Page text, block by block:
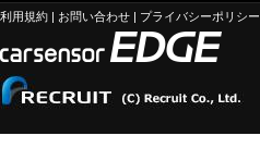
利用規約 | お問い合わせ | プライバシーポリシー